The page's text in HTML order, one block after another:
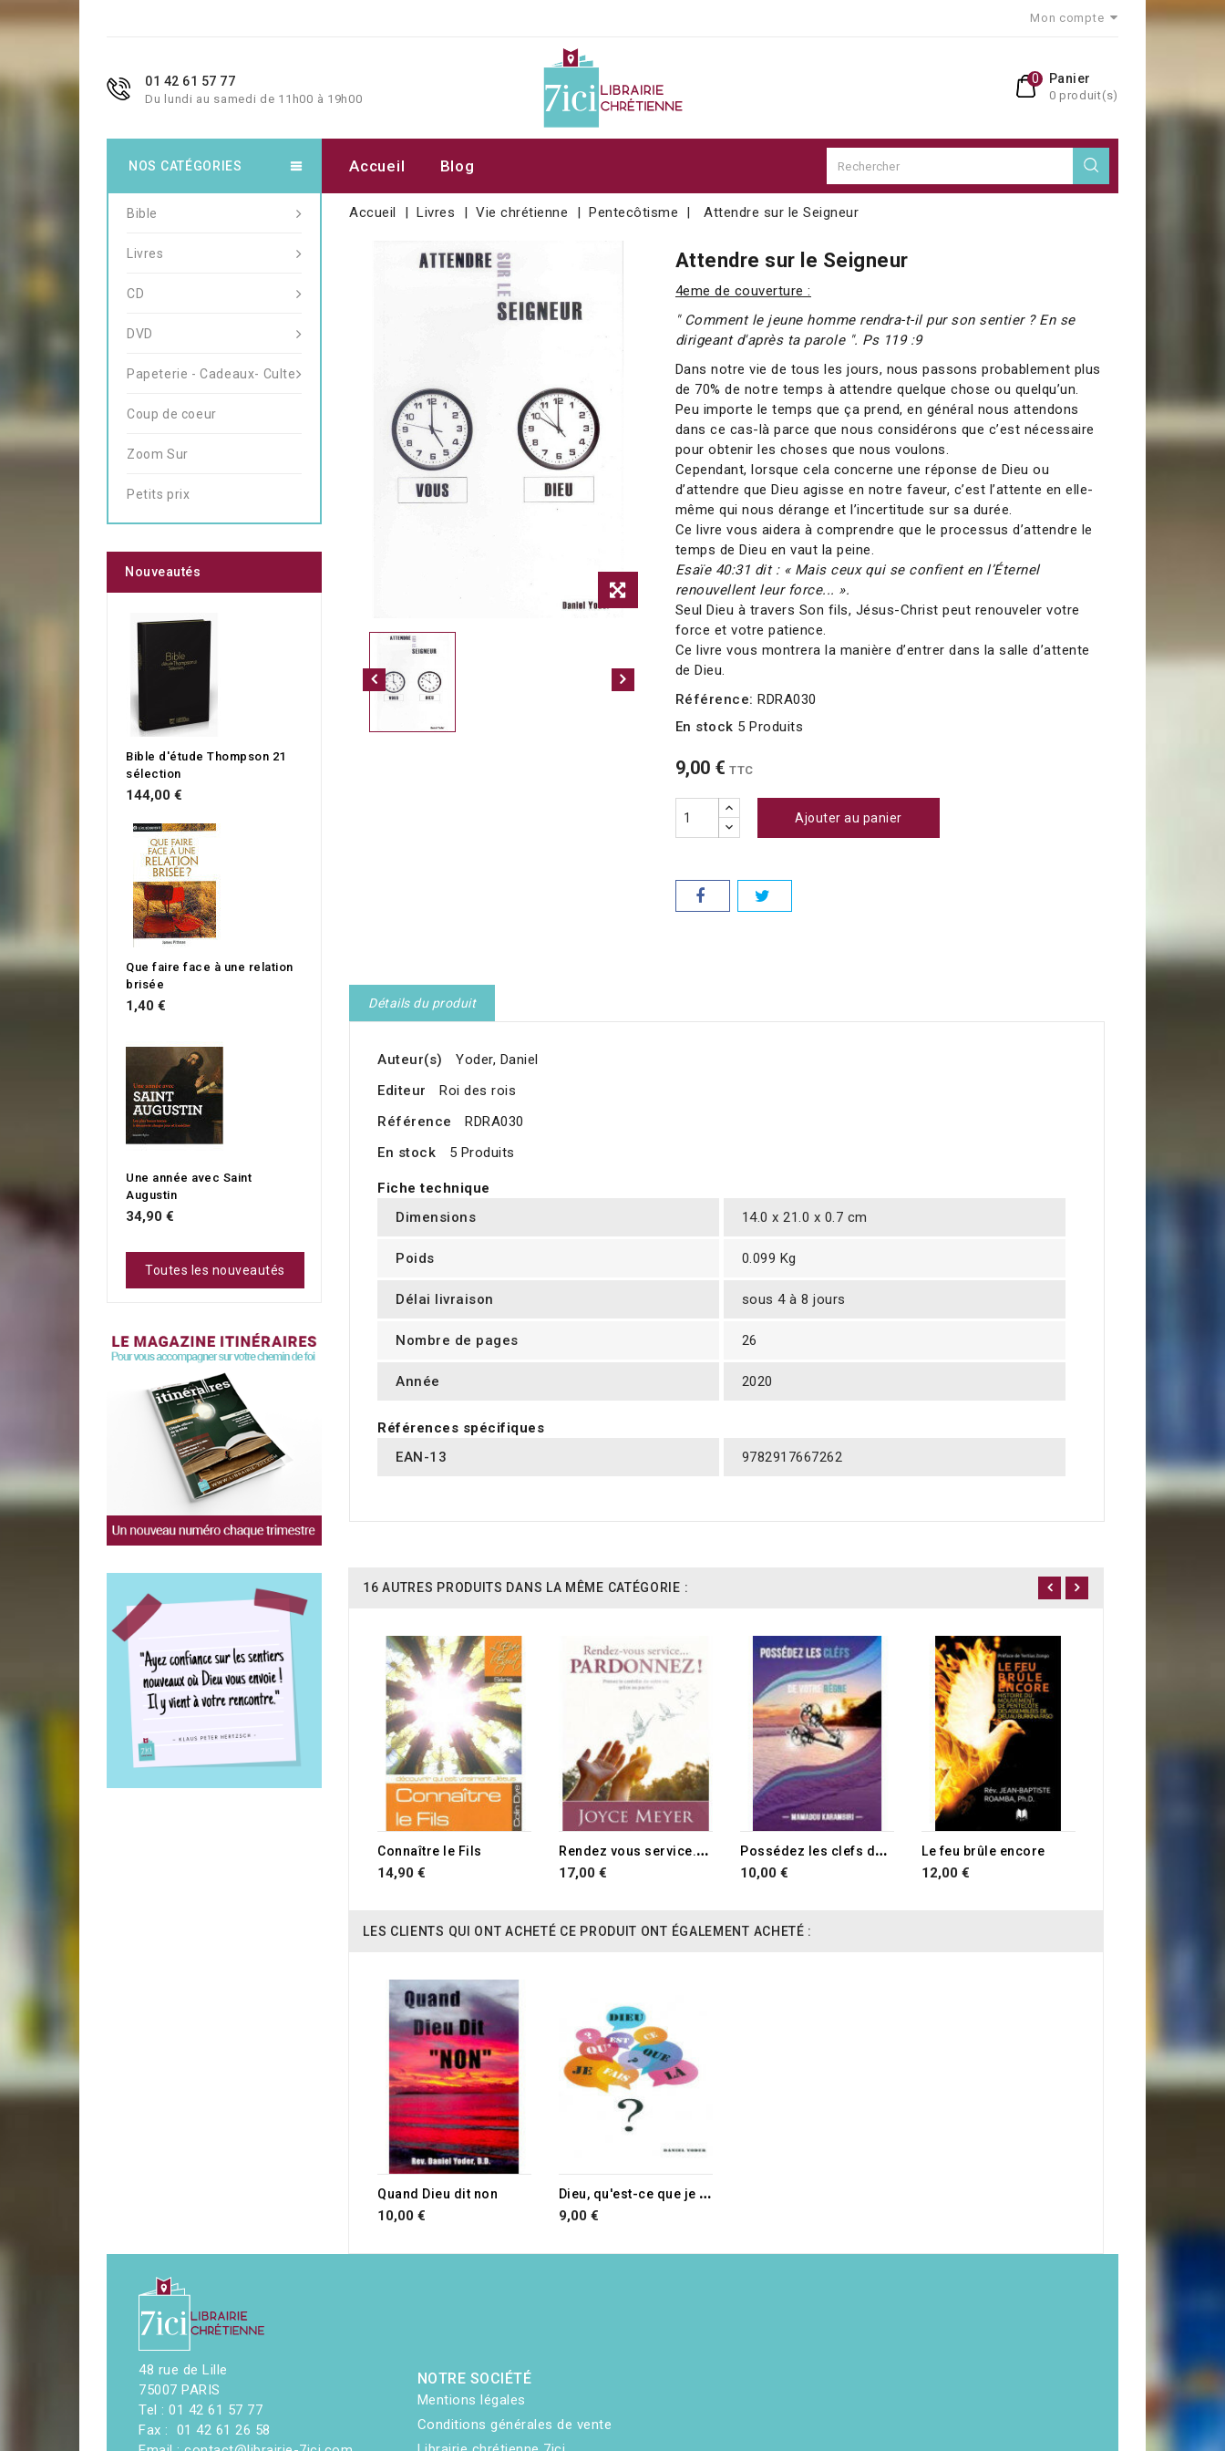
Mon compte
01 42 61 57 77
Du lundi au samedi de 11h00 à 19h00
Panier
0 produit(s)
0
Accueil Blog
Accueil Livres Vie chrétienne Pentecôtisme Attendre sur le Seigneur
Attendre sur le Seigneur
4eme de couverture :
" Comment le jeune homme rendra-t-il pur son sentier ? En se
dirigeant d'après ta parole ". Ps 119 :9
Dans notre vie de tous les jours, nous passons probablement plus
de 70% de notre temps à attendre quelque chose ou quelqu’un.
Peu importe le temps que ça prend, en général nous attendons
dans ce cas-là parce que nous considérons que c’est nécessaire
pour obtenir les choses que nous voulons.
Cependant, lorsque cela concerne une réponse de Dieu ou
d’attendre que Dieu agisse en notre faveur, c’est l’attente en elle-
même qui nous dérange et l’incertitude sur sa durée.
Ce livre vous aidera à comprendre que le processus d’attendre le
temps de Dieu en vaut la peine.
Esaïe 40:31 dit : « Mais ceux qui se confient en l’Éternel
renouvellent leur force... ».
Seul Dieu à travers Son fils, Jésus-Christ peut renouveler votre
force et votre patience.
Ce livre vous montrera la manière d’entrer dans la salle d’attente
de Dieu.
Référence: RDRA030
En stock 5 Produits
9,00 € TTC
Ajouter au panier
Détails du produit
Auteur(s)
Yoder, Daniel
Editeur
Roi des rois
Référence
RDRA030
En stock
5 Produits
Fiche technique
Dimensions
14.0 x 21.0 x 0.7 cm
Poids 0.099 Kg
Délai livraison sous 4 à 8 jours
Nombre de pages 26
Année 2020
Références spécifiques
EAN-13
9782917667262
16 AUTRES PRODUITS DANS LA MÊME CATÉGORIE :
Connaître le Fils
14,90 €
R
endez vous service... Pardonnez!
17,00 €
P
ossédez les clefs de votre règne
10,00 €
Le feu brûle encore
12,00 €
LES CLIENTS QUI ONT ACHETÉ CE PRODUIT ONT ÉGALEMENT ACHETÉ :
Quand Dieu dit non
10,00 €
D
ieu, qu'est-ce que je fais là ?
9,00 €
NOS CATÉGORIES
Bible
Livres
CD
DVD
Papeterie - Cadeaux- Culte
Coup de coeur
Zoom Sur
Petits prix
Nouveautés
Bible d'étude Thompson 21
sélection
144,00 €
Que faire face à une relation
brisée
1,40 €
Une année avec Saint
Augustin
34,90 €
Toutes les nouveautés
48 rue de Lille
75007 PARIS
Tel : 01 42 61 57 77
Fax : 01 42 61 26 58
NOTRE SOCIÉTÉ
Mentions légales
Conditions générales de vente